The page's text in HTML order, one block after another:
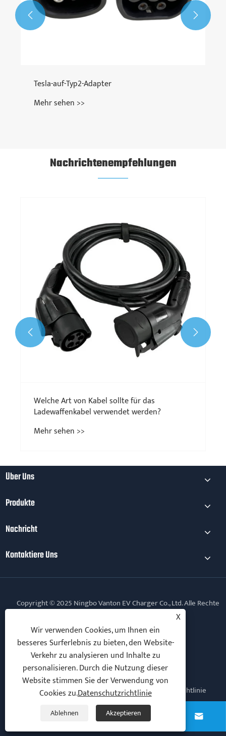
 
Nachrichtenempfehlungen
Vorsichtsmaßnahmen für
Elektrofahrzeugladestapel
Mehr sehen >>
 
Über Uns
Produkte
Nachricht
Kontaktiere Uns
Copyright © 2025 Ningbo Vanton EV Charger Co., Ltd. Alle Rechte
Follow Us
Links Sitemap RSS XML Datenschutzrichtlinie
 
X
Wir verwenden Cookies, um Ihnen ein
besseres Surferlebnis zu bieten, den Website-
Verkehr zu analysieren und Inhalte zu
personalisieren. Durch die Nutzung dieser
Website stimmen Sie der Verwendung von
Cookies zu.Datenschutzrichtlinie
Ablehnen Akzeptieren